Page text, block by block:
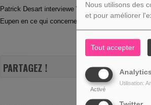
Nous utilisons des
et pour améliorer
Tout accepter
Analytics
Activé
Utilisation:
Patrick Desart interviewe William Sotrez, le
Eupen en ce qui concerne notre région.
PARTAGEZ !